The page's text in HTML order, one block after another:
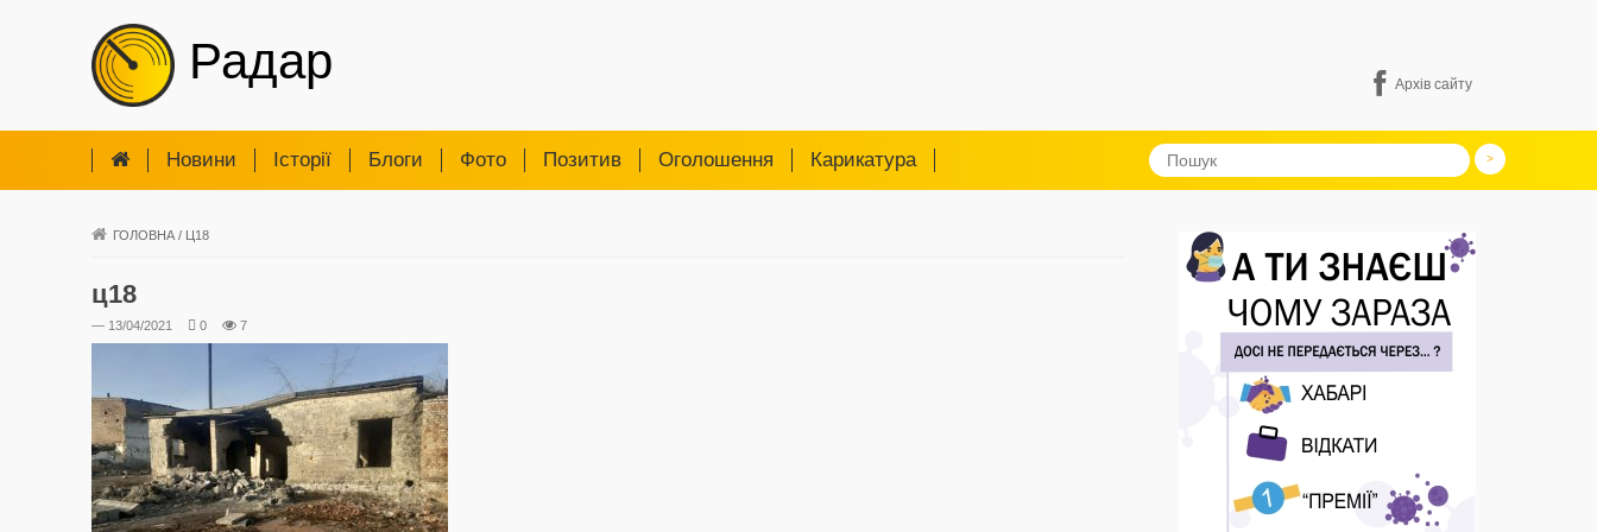
Радар Архів сайту
Новини Iсторії Блоги Фото Позитив Оголошення Карикатура
ГОЛОВНА / Ц18
ц18
— 13/04/2021 0 7